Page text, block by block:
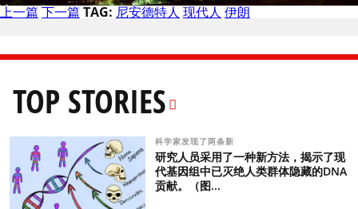
上一篇 下一篇 TAG: 尼安德特人 现代人 伊朗
TOP STORIES
科学家发现了两条新
研究人员采用了一种新方法，揭示了现
代基因组中已灭绝人类群体隐藏的DNA
贡献。（图...